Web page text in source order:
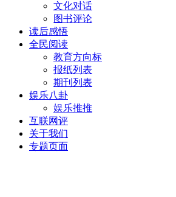
文化对话
图书评论
读后感悟
全民阅读
教育方向标
报纸列表
期刊列表
娱乐八卦
娱乐推推
互联网评
关于我们
专题页面